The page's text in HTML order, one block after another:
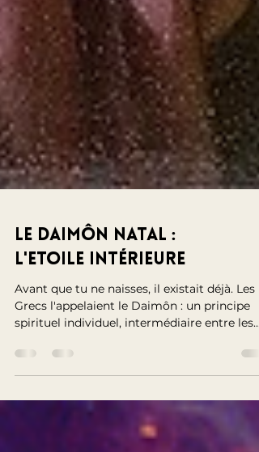
l'Etoile intérieure
Avant que tu ne naisses, il existait déjà. Les
spirituel individuel, intermédiaire entre les
dieux et les hommes, qui connaît ta nature
l'intérieur. Philosophie platonicienne,
traditions sacrées de l'Égypte ancienne :
chacun depuis sa méthode, tous convergent